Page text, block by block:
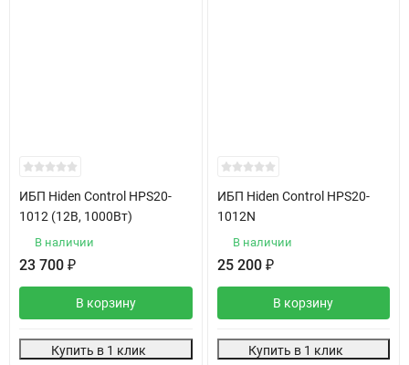
ИБП Hiden Control HPS20-
1012 (12В, 1000Вт)
В наличии
23 700 ₽
В корзину
Купить в 1 клик
ИБП Hiden Control HPS20-
1012N
В наличии
25 200 ₽
В корзину
Купить в 1 клик